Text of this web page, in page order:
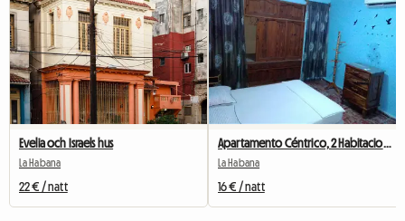
Evelia och Israels hus
La Habana
22 € / natt
Apartamento Céntrico, 2 Habitaciones
La Habana
16 € / natt